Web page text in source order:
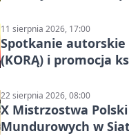
11 sierpnia 2026, 17:00
Spotkanie autorskie
(KORĄ) i promocja
22 sierpnia 2026, 08:00
X Mistrzostwa Polski
Mundurowych w